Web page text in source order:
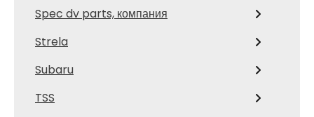
Spec dv parts, компания
Strela
Subaru
TSS